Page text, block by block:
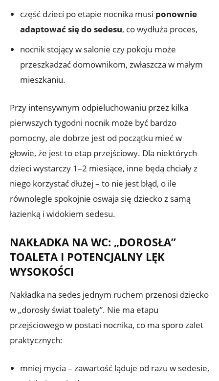
część dzieci po etapie nocnika musi ponownie
adaptować się do sedesu, co wydłuża proces,
nocnik stojący w salonie czy pokoju może
przeszkadzać domownikom, zwłaszcza w małym
mieszkaniu.
Przy intensywnym odpieluchowaniu przez kilka
pierwszych tygodni nocnik może być bardzo
pomocny, ale dobrze jest od początku mieć w
głowie, że jest to etap przejściowy. Dla niektórych
dzieci wystarczy 1–2 miesiące, inne będą chciały z
niego korzystać dłużej – to nie jest błąd, o ile
równolegle spokojnie oswaja się dziecko z samą
łazienką i widokiem sedesu.
NAKŁADKA NA WC: „DOROSŁA”
TOALETA I POTENCJALNY LĘK
WYSOKOŚCI
Nakładka na sedes jednym ruchem przenosi dziecko
w „dorosły świat toalety”. Nie ma etapu
przejściowego w postaci nocnika, co ma sporo zalet
praktycznych:
mniej mycia – zawartość ląduje od razu w sedesie,